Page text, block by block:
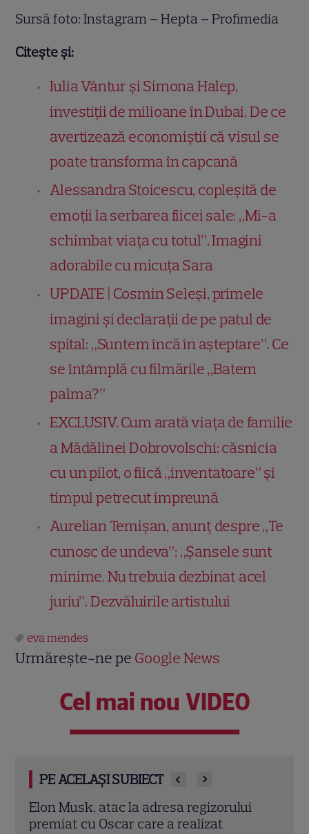
Sursă foto: Instagram – Hepta – Profimedia
Citește și:
Iulia Vântur și Simona Halep,
investiții de milioane în Dubai. De ce
avertizează economiștii că visul se
poate transforma în capcană
Alessandra Stoicescu, copleșită de
emoții la serbarea fiicei sale: „Mi-a
schimbat viața cu totul”. Imagini
adorabile cu micuța Sara
UPDATE | Cosmin Seleși, primele
imagini și declarații de pe patul de
spital: „Suntem încă în așteptare”. Ce
se întâmplă cu filmările „Batem
palma?”
EXCLUSIV. Cum arată viața de familie
a Mădălinei Dobrovolschi: căsnicia
cu un pilot, o fiică „inventatoare” și
timpul petrecut împreună
Aurelian Temișan, anunț despre „Te
cunosc de undeva”: „Șansele sunt
minime. Nu trebuia dezbinat acel
juriu”. Dezvăluirile artistului
eva mendes
Urmărește-ne pe Google News
Cel mai nou VIDEO
PE ACELAȘI SUBIECT
Imagini memorabile de la nunta
Prințesei Diana cu Prințul Charles. Detalii